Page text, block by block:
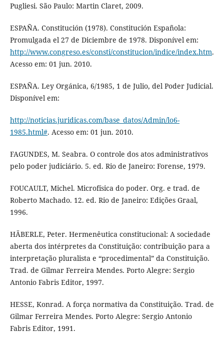
Pugliesi. São Paulo: Martin Claret, 2009.
ESPAÑA. Constitución (1978). Constitución Española:
Promulgada el 27 de Diciembre de 1978. Disponível em:
http://www.congreso.es/consti/constitucion/indice/index.htm.
Acesso em: 01 jun. 2010.
ESPAÑA. Ley Orgánica, 6/1985, 1 de Julio, del Poder Judicial.
Disponível em:
http://noticias.juridicas.com/base_datos/Admin/lo6-
1985.html#. Acesso em: 01 jun. 2010.
FAGUNDES, M. Seabra. O controle dos atos administrativos
pelo poder judiciário. 5. ed. Rio de Janeiro: Forense, 1979.
FOUCAULT, Michel. Microfísica do poder. Org. e trad. de
Roberto Machado. 12. ed. Rio de Janeiro: Edições Graal,
1996.
HÄBERLE, Peter. Hermenêutica constitucional: A sociedade
aberta dos intérpretes da Constituição: contribuição para a
interpretação pluralista e “procedimental” da Constituição.
Trad. de Gilmar Ferreira Mendes. Porto Alegre: Sergio
Antonio Fabris Editor, 1997.
HESSE, Konrad. A força normativa da Constituição. Trad. de
Gilmar Ferreira Mendes. Porto Alegre: Sergio Antonio
Fabris Editor, 1991.